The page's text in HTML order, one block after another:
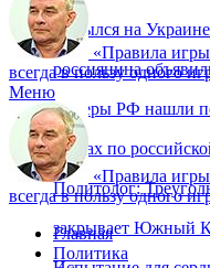
Скрылся на
россиянина
Хакеры РФ нашли
ударах по
Политолог:
закрывает Южный
«Правила
всегда в пользу одного
Меню
«Правила
всегда в пользу одного
Главная
Политика